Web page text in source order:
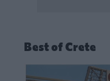
Best of Crete